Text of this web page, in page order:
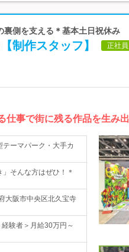
側を支える＊基本土日祝休み
制作スタッフ】 正社員
事で街に残る作品を生み出
ーマパーク・大手カ
そんな方はぜひ！＊
大阪市中央区北久宝寺
験者＞月給30万円～